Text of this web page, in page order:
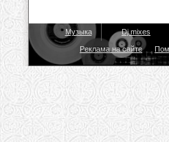
Музыка Dj mixes
Реклама на сайте